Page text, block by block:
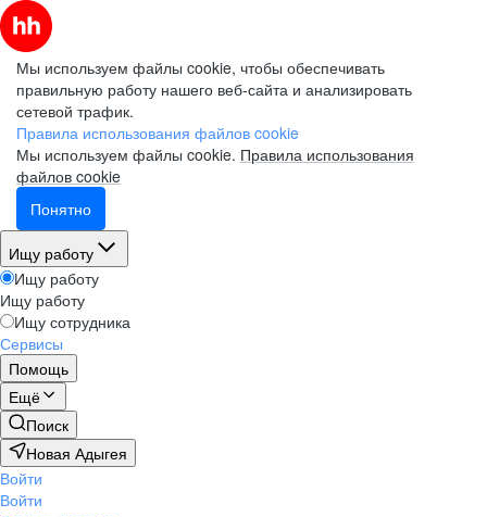
Мы используем файлы cookie, чтобы обеспечивать
правильную работу нашего веб-сайта и анализировать
сетевой трафик.
Правила использования файлов cookie
Мы используем файлы cookie. Правила использования
файлов cookie
Понятно
Ищу работу
Ищу работу
Ищу работу
Ищу сотрудника
Сервисы
Помощь
Ещё
Поиск
Новая Адыгея
Войти
Войти